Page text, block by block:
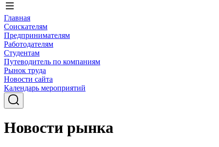
Главная
Соискателям
Предпринимателям
Работодателям
Студентам
Путеводитель по компаниям
Рынок труда
Новости сайта
Календарь мероприятий
Новости рынка